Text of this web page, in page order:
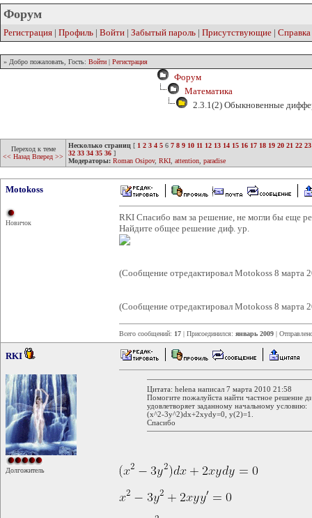
Форум
Регистрация | Профиль | Войти | Забытый пароль | Присутствующие | Справка
» Добро пожаловать, Гость: Войти | Регистрация
Форум
Математика
2.3.1(2) Обыкновенные
Переход к теме
<< Назад Вперед >>
Несколько страниц [ 1 2 3 4 5 6 7 8 9 10 11 12 13 14 15 16 17 18 19 20 21 22 23
32 33 34 35 36 ]
Модераторы: Roman Osipov, RKI attention paradise
Motokoss
Новичок
RKI Спасибо вам за решение, не могли бы еще
Найдите общее решение диф. ур.
(Сообщение отредактировал Motokoss 8 марта
(Сообщение отредактировал Motokoss 8 марта
Всего сообщений: 17 | Присоединился: январь 2009 |
RKI
Долгожитель
Цитата: helena написал 7 марта 2010 21:58
Помогите пожалуйста найти частное решение
удовлетворяет заданному начальному условию:
(x^2-3y^2)dx+2xydy=0, y(2)=1.
Спасибо